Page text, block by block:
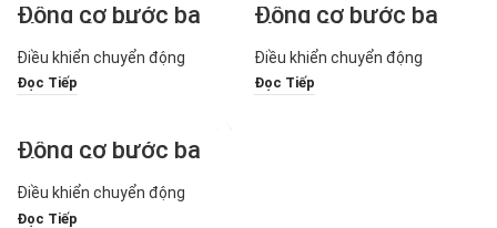
Động cơ bước ba
pha 1,2° 57mm
SiRon Dòng M271-
57
Điều khiển chuyển động
Đọc Tiếp
Động cơ bước ba
pha 1,2° 60mm
SiRon Dòng M271-
60
Điều khiển chuyển động
Đọc Tiếp
Động cơ bước ba
pha 1,2° 86mm
SiRon Dòng M271-
86
Điều khiển chuyển động
Đọc Tiếp